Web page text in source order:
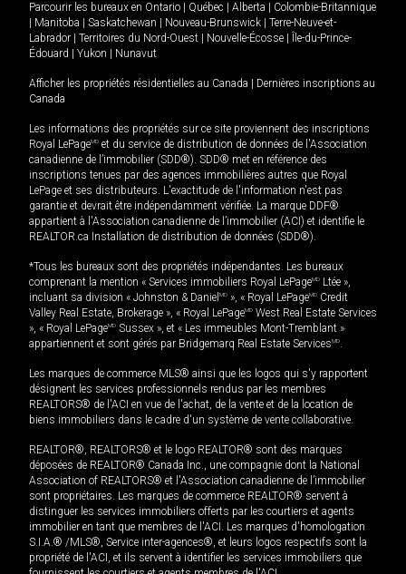
Parcourir les bureaux en Ontario Québec Alberta
Colombie-Britannique
Manitoba Saskatchewan Nouveau-Brunswick
Terre-Neuve-et-
Labrador
Territoires du Nord-Ouest Nouvelle-Écosse
Île-du-Prince-
Édouard
Yukon Nunavut
Afficher les propriétés résidentielles au Canada
Dernières inscriptions au
Canada
Les informations des propriétés sur ce site proviennent des inscriptions
Royal LePageMD et du service de distribution de données de l'Association
canadienne de l’immobilier (SDD®). SDD® met en référence des
inscriptions tenues par des agences immobilières autres que Royal
LePage et ses distributeurs. L'exactitude de l'information n'est pas
garantie et devrait être indépendamment vérifiée. La marque DDF®
appartient à l'Association canadienne de l’immobilier (ACI) et identifie le
REALTOR.ca Installation de distribution de données (SDD®).
*Tous les bureaux sont des propriétés indépendantes. Les bureaux
comprenant la mention « Services immobiliers Royal LePageMD Ltée »,
incluant sa division « Johnston & Daniel MD », « Royal LePageMD Credit
Valley Real Estate, Brokerage », « Royal LePageMD West Real Estate Services
», « Royal LePageMD Sussex », et « Les immeubles Mont-Tremblant »
appartiennent et sont gérés par Bridgemarq Real Estate ServicesMD.
Les marques de commerce MLS® ainsi que les logos qui s'y rapportent
désignent les services professionnels rendus par les membres
REALTORS® de l'ACI en vue de l'achat, de la vente et de la location de
biens immobiliers dans le cadre d'un système de vente collaborative.
REALTOR®, REALTORS® et le logo REALTOR® sont des marques
déposées de REALTOR® Canada Inc., une compagnie dont la National
Association of REALTORS® et l'Association canadienne de l’immobilier
sont propriétaires. Les marques de commerce REALTOR® servent à
distinguer les services immobiliers offerts par les courtiers et agents
immobilier en tant que membres de l'ACI. Les marques d'homologation
S.I.A.® /MLS®, Service inter-agences®, et leurs logos respectifs sont la
propriété de l'ACI, et ils servent à identifier les services immobiliers que